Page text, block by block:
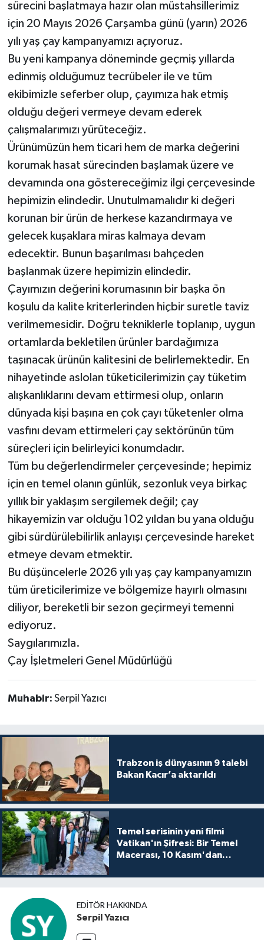
sürecini başlatmaya hazır olan müstahsillerimiz
için 20 Mayıs 2026 Çarşamba günü (yarın) 2026
yılı yaş çay kampanyamızı açıyoruz.
Bu yeni kampanya döneminde geçmiş yıllarda
edinmiş olduğumuz tecrübeler ile ve tüm
ekibimizle seferber olup, çayımıza hak etmiş
olduğu değeri vermeye devam ederek
çalışmalarımızı yürüteceğiz.
Ürünümüzün hem ticari hem de marka değerini
korumak hasat sürecinden başlamak üzere ve
devamında ona göstereceğimiz ilgi çerçevesinde
hepimizin elindedir. Unutulmamalıdır ki değeri
korunan bir ürün de herkese kazandırmaya ve
gelecek kuşaklara miras kalmaya devam
edecektir. Bunun başarılması bahçeden
başlanmak üzere hepimizin elindedir.
Çayımızın değerini korumasının bir başka ön
koşulu da kalite kriterlerinden hiçbir suretle taviz
verilmemesidir. Doğru tekniklerle toplanıp, uygun
ortamlarda bekletilen ürünler bardağımıza
taşınacak ürünün kalitesini de belirlemektedir. En
nihayetinde aslolan tüketicilerimizin çay tüketim
alışkanlıklarını devam ettirmesi olup, onların
dünyada kişi başına en çok çayı tüketenler olma
vasfını devam ettirmeleri çay sektörünün tüm
süreçleri için belirleyici konumdadır.
Tüm bu değerlendirmeler çerçevesinde; hepimiz
için en temel olanın günlük, sezonluk veya birkaç
yıllık bir yaklaşım sergilemek değil; çay
hikayemizin var olduğu 102 yıldan bu yana olduğu
gibi sürdürülebilirlik anlayışı çerçevesinde hareket
etmeye devam etmektir.
Bu düşüncelerle 2026 yılı yaş çay kampanyamızın
tüm üreticilerimize ve bölgemize hayırlı olmasını
diliyor, bereketli bir sezon geçirmeyi temenni
ediyoruz.
Saygılarımızla.
Çay İşletmeleri Genel Müdürlüğü
Muhabir: Serpil Yazıcı
Trabzon iş dünyasının 9 talebi
Bakan Kacır’a aktarıldı
Temel serisinin yeni filmi
Vatikan'ın Şifresi: Bir Temel
Macerası, 10 Kasım'dan
buluşuyo
EDITÖR HAKKINDA
Serpil Yazıcı